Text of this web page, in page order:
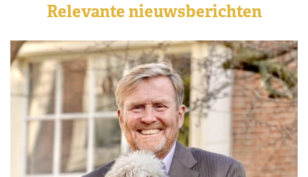
Relevante nieuwsberichten